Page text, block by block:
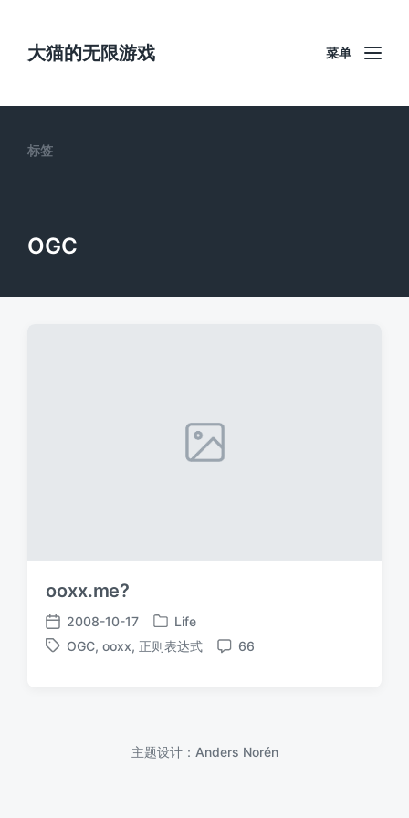
大猫的无限游戏 菜单
标签
OGC
ooxx.me?
发
布
2008-10-17
发
布
Life
标
OGC, ooxx, 正则表达式
评
66
主题设计： Anders Norén